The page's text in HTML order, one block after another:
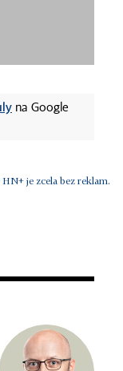
na Google
je zcela bez reklam.